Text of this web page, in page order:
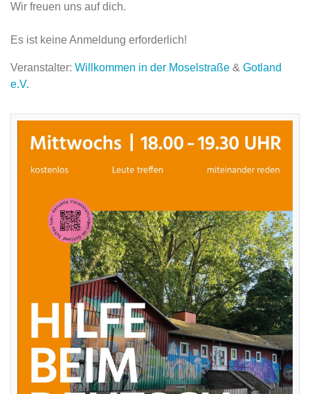
Wir freuen uns auf dich.
Es ist keine Anmeldung erforderlich!
Veranstalter: Willkommen in der Moselstraße & Gotland
e.V.